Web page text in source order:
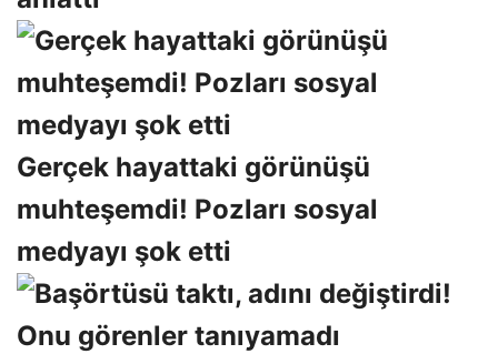
Gerçek hayattaki görünüşü
muhteşemdi! Pozları sosyal
medyayı şok etti